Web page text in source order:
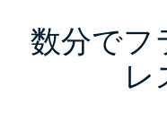
数分でフ
レ